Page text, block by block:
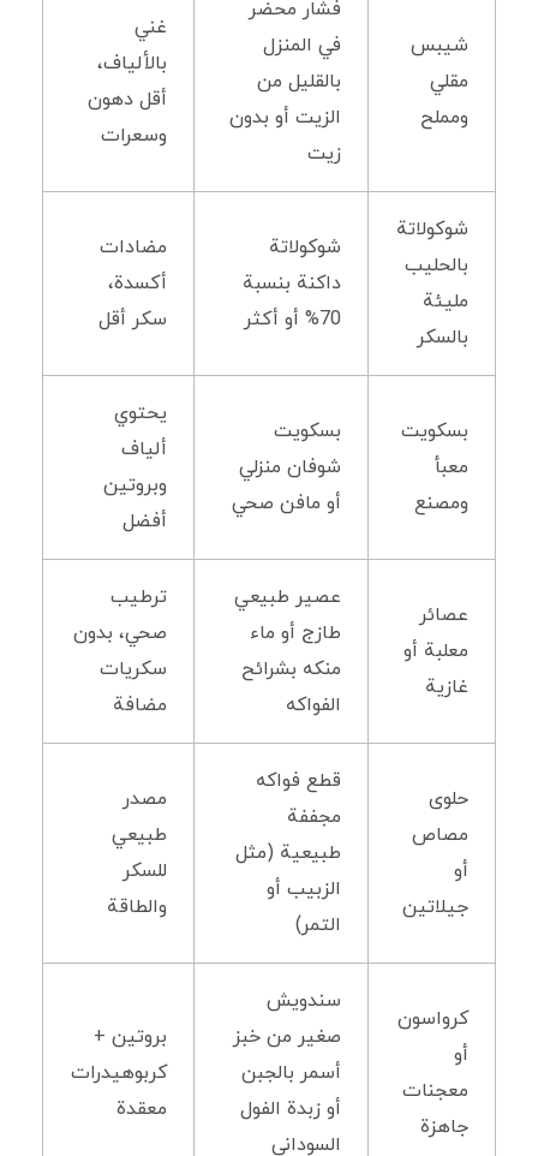
شيبس
مقلي
ومملح
فشار محضر
في المنزل
بالقليل من
الزيت أو بدون
زيت
غني
بالألياف،
أقل دهون
وسعرات
شوكولاتة
بالحليب
مليئة
بالسكر
شوكولاتة
داكنة بنسبة
70% أو أكثر
مضادات
أكسدة،
سكر أقل
بسكويت
معبأ
ومصنع
بسكويت
شوفان منزلي
أو مافن صحي
يحتوي
ألياف
وبروتين
أفضل
عصائر
معلبة أو
غازية
عصير طبيعي
طازج أو ماء
منكه بشرائح
الفواكه
ترطيب
صحي، بدون
سكريات
مضافة
حلوى
مصاص
أو
جيلاتين
قطع فواكه
مجففة
طبيعية (مثل
الزبيب أو
التمر)
مصدر
طبيعي
للسكر
والطاقة
كرواسون
أو
معجنات
جاهزة
سندويش
صغير من خبز
أسمر بالجبن
أو زبدة الفول
السوداني
بروتين +
كربوهيدرات
معقدة